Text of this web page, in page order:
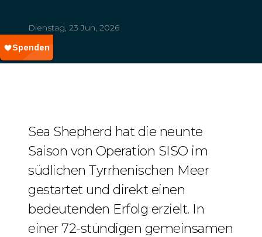
Dienstag, 23 Jun, 2026
Sea Shepherd hat die neunte
Saison von Operation SISO im
südlichen Tyrrhenischen Meer
gestartet und direkt einen
bedeutenden Erfolg erzielt. In
einer 72-stündigen gemeinsamen